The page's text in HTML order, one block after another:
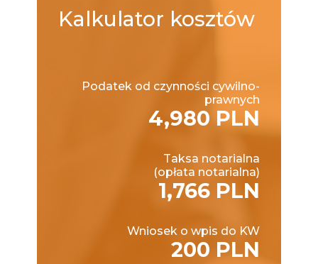
Kalkulator kosztów
Podatek od czynności cywilno-
prawnych
4,980 PLN
Taksa notarialna
(opłata notarialna)
1,766 PLN
Wniosek o wpis do KW
200 PLN